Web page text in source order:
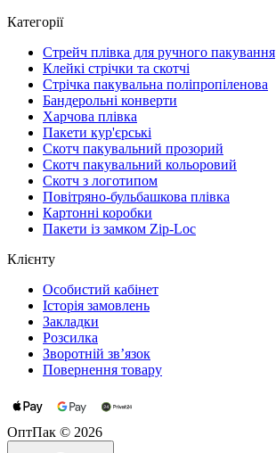
Категорії
Стрейч плівка для ручного пакування
Клейкі стрічки та скотчі
Стрічка пакувальна поліпропіленова
Бандерольні конверти
Харчова плівка
Пакети кур'єрські
Cкотч пакувальний прозорий
Скотч пакувальний кольоровий
Cкотч з логотипом
Повітряно-бульбашкова плівка
Картонні коробки
Пакети із замком Zip-Loc
Клієнту
Особистий кабінет
Історія замовлень
Закладки
Розсилка
Зворотній зв’язок
Повернення товару
ОптПак © 2026